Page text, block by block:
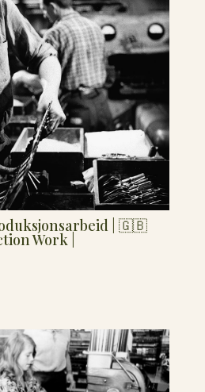
| 🇬🇧
Work |